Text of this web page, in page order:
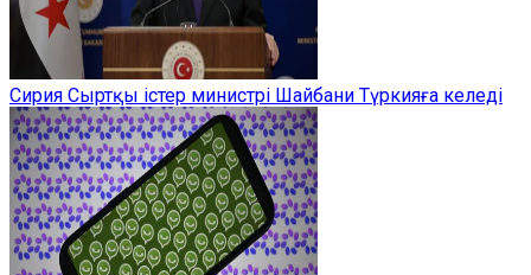
Сирия Сыртқы істер министрі Шайбани Түркияға келеді